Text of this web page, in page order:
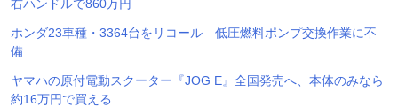
右ハンドルで860万円
ホンダ23車種・3364台をリコール 低圧燃料ポンプ交換作業に不
備
ヤマハの原付電動スクーター『JOG E』全国発売へ、本体のみなら
約16万円で買える